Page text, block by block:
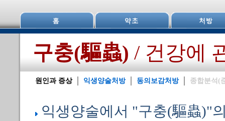
구충(驅蟲) / 건강에
원인과 증상 익생양술처방 동의보감처방 종합분석(
익생양술에서 "구충(驅蟲)"